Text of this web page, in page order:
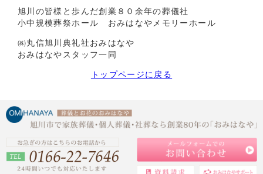
旭川の皆様と歩んだ創業８０余年の葬儀社
小中規模葬祭ホール おみはなやメモリーホール
㈱丸信旭川典礼社おみはなや
おみはなやスタッフ一同
トップページに戻る